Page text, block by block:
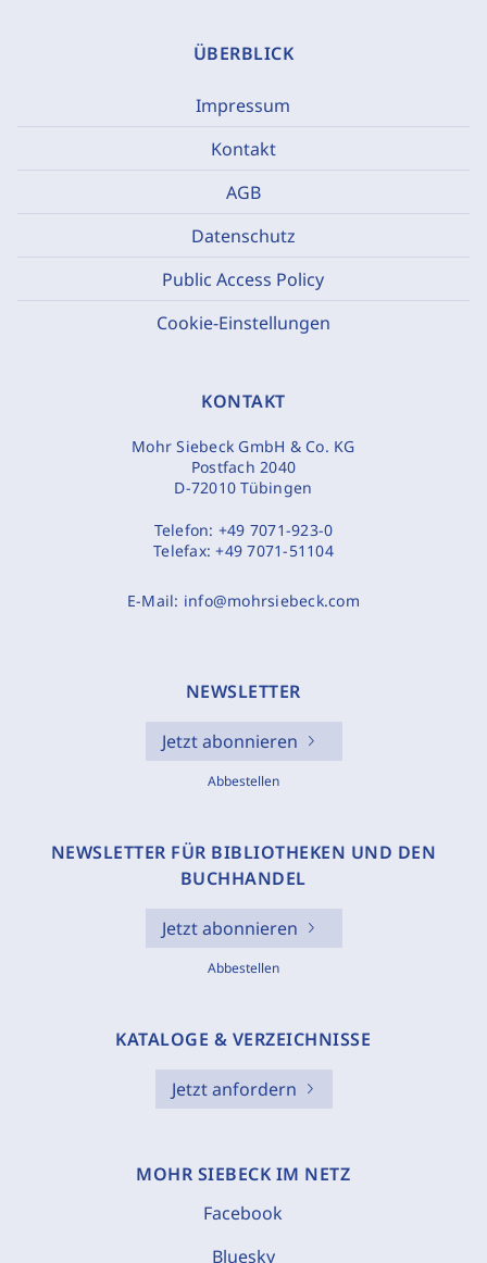
ÜBERBLICK
Impressum
Kontakt
AGB
Datenschutz
Public Access Policy
Cookie-Einstellungen
KONTAKT
Mohr Siebeck GmbH & Co. KG
Postfach 2040
D-72010 Tübingen
Telefon: +49 7071-923-0
Telefax:+49 7071-51104
E-Mail: info@mohrsiebeck.com
NEWSLETTER
Jetzt abonnieren
Abbestellen
NEWSLETTER FÜR BIBLIOTHEKEN UND DEN
BUCHHANDEL
Jetzt abonnieren
Abbestellen
KATALOGE & VERZEICHNISSE
Jetzt anfordern
MOHR SIEBECK IM NETZ
Facebook
Bluesky